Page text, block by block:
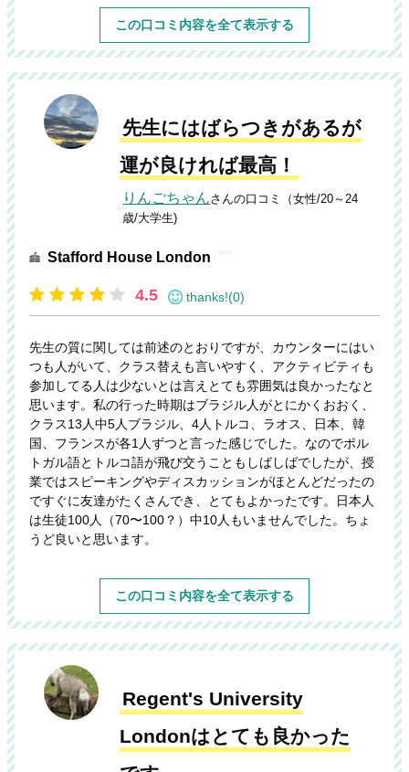
この口コミ内容を全て表示する
先生にはばらつきがあるが
運が良ければ最高！
りんごちゃんさんの口コミ（女性/20～24
歳/大学生)
Stafford House London
4.5 thanks!(0)
先生の質に関しては前述のとおりですが、カウンターにはい
つも人がいて、クラス替えも言いやすく、アクティビティも
参加してる人は少ないとは言えとても雰囲気は良かったなと
思います。私の行った時期はブラジル人がとにかくおおく、
クラス13人中5人ブラジル、4人トルコ、ラオス、日本、韓
国、フランスが各1人ずつと言った感じでした。なのでポル
トガル語とトルコ語が飛び交うこともしばしばでしたが、授
業ではスピーキングやディスカッションがほとんどだったの
ですぐに友達がたくさんでき、とてもよかったです。日本人
は生徒100人（70〜100？）中10人もいませんでした。ちょ
うど良いと思います。
この口コミ内容を全て表示する
Regent's University
Londonはとても良かった